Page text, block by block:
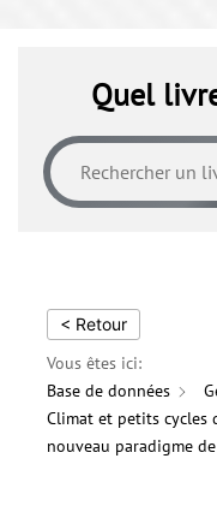
Quel
< Retour
Vous êtes ici:
Base de données
Climat et petits cycles
nouveau paradigme